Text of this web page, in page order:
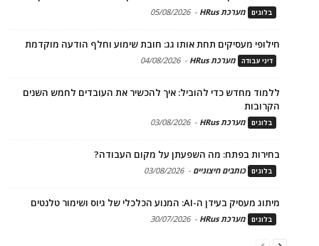
בלוגים מערכת HRus -
05/08/2026
חילופי מעסיקים תחת אותו גג: חובת שימוע וחלף הודעה מוקדמת
דיני עבודה מערכת HRus -
04/08/2026
ללמוד מחדש כדי להוביל: איך להכשיר את העובדים לחמש השנים
הקרובות
בלוגים מערכת HRus -
03/08/2026
בחירות בפתח: מה השפעתן על מקום העבודה?
בלוגים כותבים חיצוניים -
03/08/2026
מיתוג מעסיק בעידן ה-AI: המנוע הכלכלי של גיוס ושימור טלנטים
בלוגים מערכת HRus -
30/07/2026